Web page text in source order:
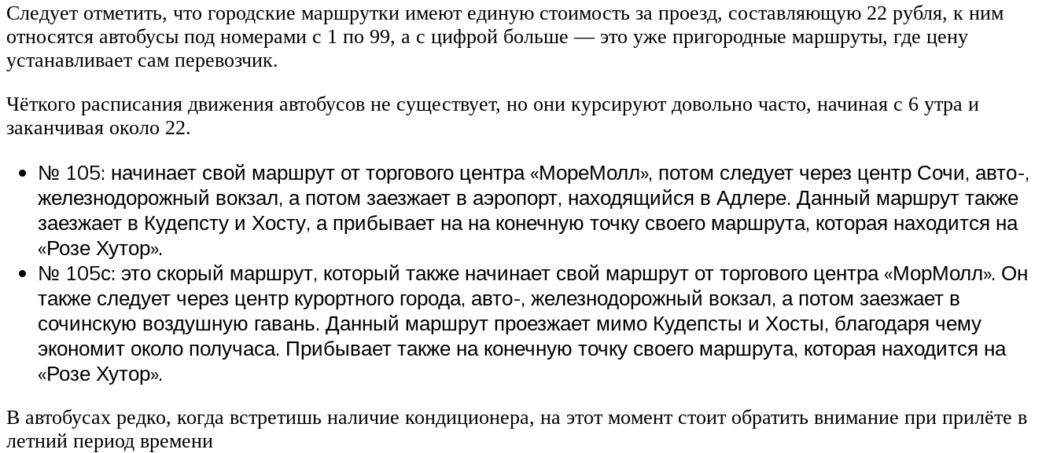
Следует отметить, что городские маршрутки имеют единую стоимость за проезд, составляющую 22 рубля, к ним
относятся автобусы под номерами с 1 по 99, а с цифрой больше — это уже пригородные маршруты, где цену
устанавливает сам перевозчик.
Чёткого расписания движения автобусов не существует, но они курсируют довольно часто, начиная с 6 утра и
заканчивая около 22.
№ 105: начинает свой маршрут от торгового центра «МореМолл», потом следует через центр Сочи, авто-,
железнодорожный вокзал, а потом заезжает в аэропорт, находящийся в Адлере. Данный маршрут также
заезжает в Кудепсту и Хосту, а прибывает на на конечную точку своего маршрута, которая находится на
«Розе Хутор».
№ 105с: это скорый маршрут, который также начинает свой маршрут от торгового центра «МорМолл». Он
также следует через центр курортного города, авто-, железнодорожный вокзал, а потом заезжает в
сочинскую воздушную гавань. Данный маршрут проезжает мимо Кудепсты и Хосты, благодаря чему
экономит около получаса. Прибывает также на конечную точку своего маршрута, которая находится на
«Розе Хутор».
В автобусах редко, когда встретишь наличие кондиционера, на этот момент стоит обратить внимание при прилёте в
летний период времени